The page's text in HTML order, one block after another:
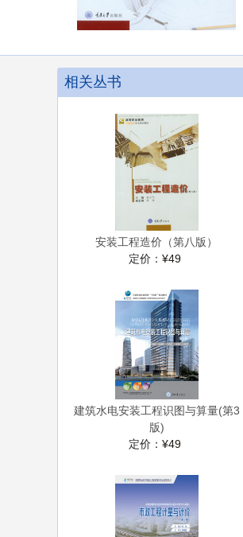
相关丛书
安装工程造价（第八版）
定价： ¥49
建筑水电安装工程识图与算量(第3
版)
定价： ¥49